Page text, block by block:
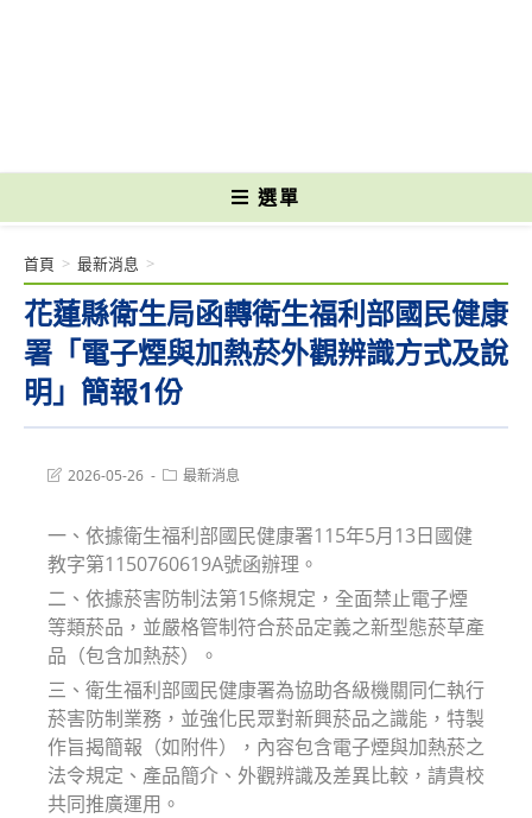
選單
花蓮縣衛生局函轉衛生福利部國民健康
署「電子煙與加熱菸外觀辨識方式及說
明」簡報1份
首頁 > 最新消息 >
Post2026-05-26
Post最新消息
一、依據衛生福利部國民健康署115年5月13日國健
教字第1150760619A號函辦理。
二、依據菸害防制法第15條規定，全面禁止電子煙
等類菸品，並嚴格管制符合菸品定義之新型態菸草產
品（包含加熱菸）。
三、衛生福利部國民健康署為協助各級機關同仁執行
菸害防制業務，並強化民眾對新興菸品之識能，特製
作旨揭簡報（如附件），內容包含電子煙與加熱菸之
法令規定、產品簡介、外觀辨識及差異比較，請貴校
共同推廣運用。